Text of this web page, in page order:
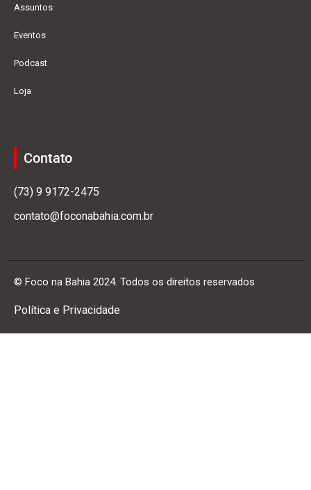
Assuntos
Eventos
Podcast
Loja
Contato
(73) 9 9172-2475
contato@foconabahia.com.br
© Foco na Bahia 2024. Todos os direitos reservados
Política e Privacidade